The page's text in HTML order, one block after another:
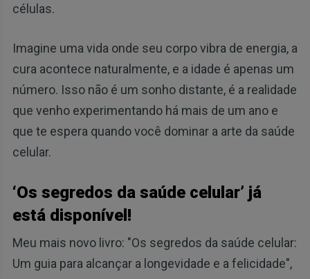
células.
Imagine uma vida onde seu corpo vibra de energia, a
cura acontece naturalmente, e a idade é apenas um
número. Isso não é um sonho distante, é a realidade
que venho experimentando há mais de um ano e
que te espera quando você dominar a arte da saúde
celular.
‘Os segredos da saúde celular’ já
está disponível!
Meu mais novo livro: "Os segredos da saúde celular:
Um guia para alcançar a longevidade e a felicidade",